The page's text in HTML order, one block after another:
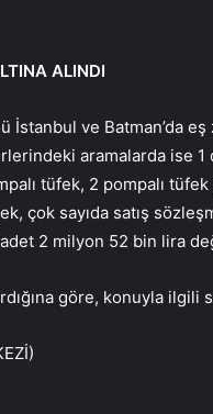
ALINDI
İstanbul ve Batman’da
aramalarda ise 1
tüfek, 2 pompalı
çok sayıda satış
2 milyon 52 bin lira
göre, konuyla